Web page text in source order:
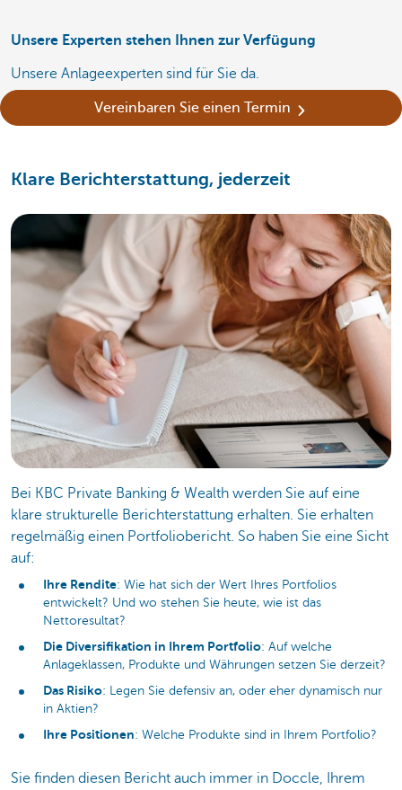
Unsere Experten stehen Ihnen zur Verfügung
Unsere Anlageexperten sind für Sie da.
Vereinbaren Sie einen Termin
Klare Berichterstattung, jederzeit
Bei KBC Private Banking & Wealth werden Sie auf eine
klare strukturelle Berichterstattung erhalten. Sie erhalten
regelmäßig einen Portfoliobericht. So haben Sie eine Sicht
auf:
Ihre Rendite: Wie hat sich der Wert Ihres Portfolios
entwickelt? Und wo stehen Sie heute, wie ist das
Nettoresultat?
Die Diversifikation in Ihrem Portfolio: Auf welche
Anlageklassen, Produkte und Währungen setzen Sie derzeit?
Das Risiko: Legen Sie defensiv an, oder eher dynamisch nur
in Aktien?
Ihre Positionen: Welche Produkte sind in Ihrem Portfolio?
Sie finden diesen Bericht auch immer in Doccle, Ihrem